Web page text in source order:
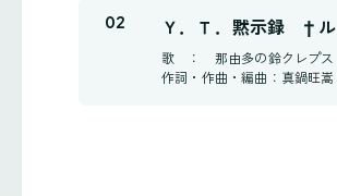
Ｙ．Ｔ．黙示録 †
歌 ： 那由多の鈴クレプス
作詞・作曲・編曲：真鍋旺